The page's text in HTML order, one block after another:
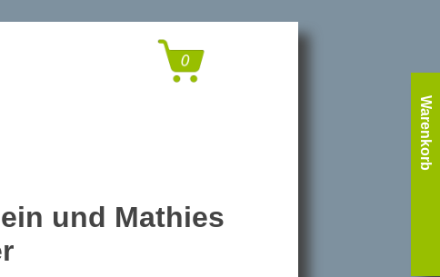
und Mathies
Warenkorb